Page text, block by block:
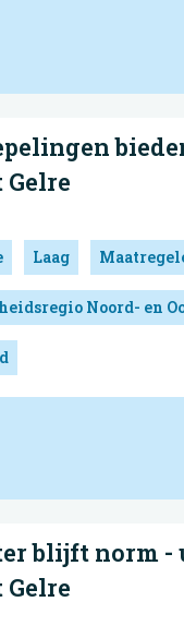
Gelre
Laag
Noord- en
blijft norm -
Gelre